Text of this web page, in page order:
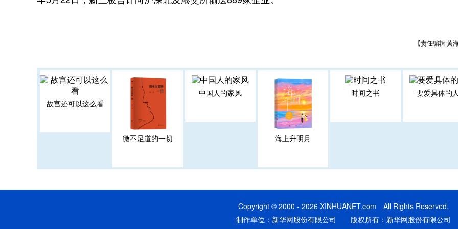
【责任编辑:黄
故宫还可以这么看
微不足道的一切
中国人的家风
海上升明月
时间之书 要爱具体的人
Copyright © 2000 - 2026 XINHUANET.com All Rights Reserved.
制作单位：新华网股份有限公司 版权所有：新华网股份有限公司